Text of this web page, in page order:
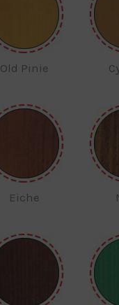
Old Pinie
Eiche